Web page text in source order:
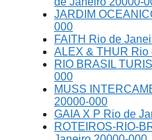
JARDIM
000
FAITH Rio de
ALEX & THUR Rio
RIO BRASIL
000
MUSS
20000-000
GAIA X P Rio de
ROTEIROS-RIO-